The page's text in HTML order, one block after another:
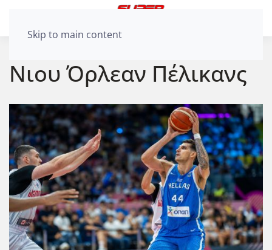
Skip to main content
Νιου Όρλεαν Πέλικανς